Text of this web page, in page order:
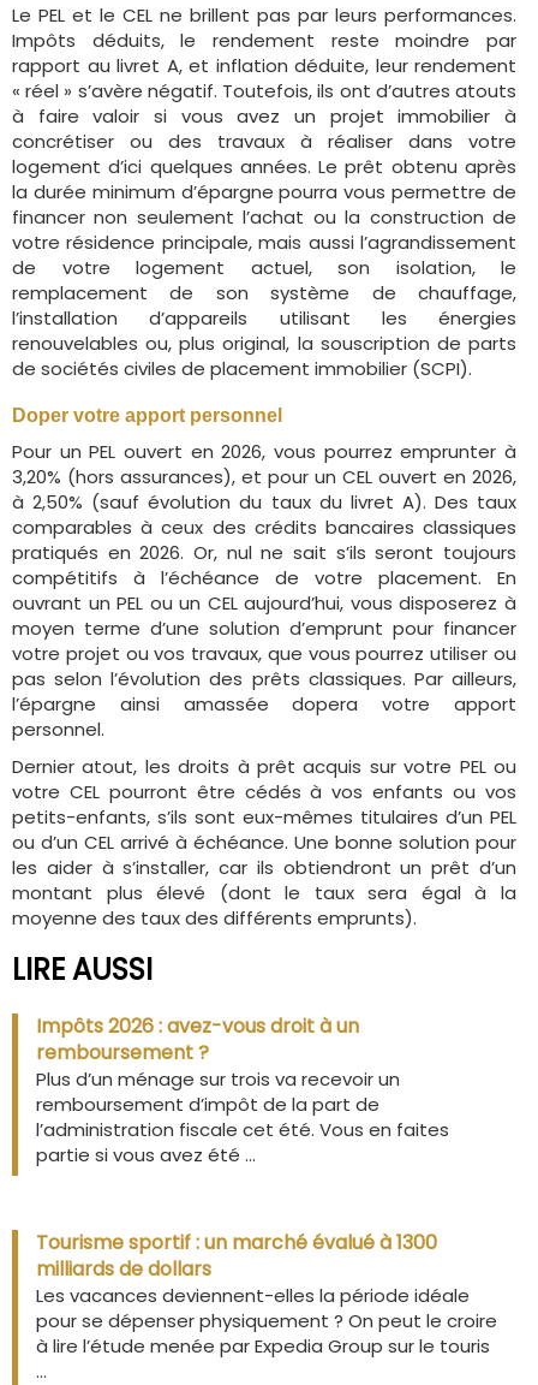
Le PEL et le CEL ne brillent pas par leurs performances.
Impôts déduits, le rendement reste moindre par
rapport au livret A, et inflation déduite, leur rendement
« réel » s’avère négatif. Toutefois, ils ont d’autres atouts
à faire valoir si vous avez un projet immobilier à
concrétiser ou des travaux à réaliser dans votre
logement d’ici quelques années. Le prêt obtenu après
la durée minimum d’épargne pourra vous permettre de
financer non seulement l’achat ou la construction de
votre résidence principale, mais aussi l’agrandissement
de votre logement actuel, son isolation, le
remplacement de son système de chauffage,
l’installation d’appareils utilisant les énergies
renouvelables ou, plus original, la souscription de parts
de sociétés civiles de placement immobilier (SCPI).
Doper votre apport personnel
Pour un PEL ouvert en 2026, vous pourrez emprunter à
3,20% (hors assurances), et pour un CEL ouvert en 2026,
à 2,50% (sauf évolution du taux du livret A). Des taux
comparables à ceux des crédits bancaires classiques
pratiqués en 2026. Or, nul ne sait s’ils seront toujours
compétitifs à l’échéance de votre placement. En
ouvrant un PEL ou un CEL aujourd’hui, vous disposerez à
moyen terme d’une solution d’emprunt pour financer
votre projet ou vos travaux, que vous pourrez utiliser ou
pas selon l’évolution des prêts classiques. Par ailleurs,
l’épargne ainsi amassée dopera votre apport
personnel.
Dernier atout, les droits à prêt acquis sur votre PEL ou
votre CEL pourront être cédés à vos enfants ou vos
petits-enfants, s’ils sont eux-mêmes titulaires d’un PEL
ou d’un CEL arrivé à échéance. Une bonne solution pour
les aider à s’installer, car ils obtiendront un prêt d’un
montant plus élevé (dont le taux sera égal à la
moyenne des taux des différents emprunts).
LIRE AUSSI
Impôts 2026 : avez-vous droit à un
remboursement ?
Plus d’un ménage sur trois va recevoir un
remboursement d’impôt de la part de
l’administration fiscale cet été. Vous en faites
partie si vous avez été ...
Tourisme sportif : un marché évalué à 1300
milliards de dollars
Les vacances deviennent-elles la période idéale
pour se dépenser physiquement ? On peut le croire
à lire l’étude menée par Expedia Group sur le touris
...